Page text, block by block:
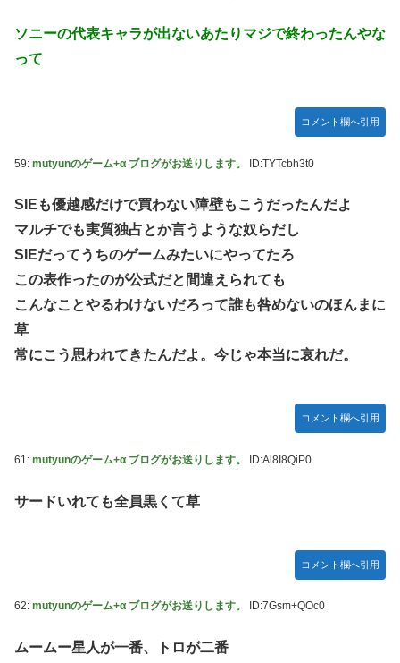
ソニーの代表キャラが出ないあたりマジで終わったんやな
って
コメント欄へ引用
59: mutyunのゲーム+α ブログがお送りします。 ID:TYTcbh3t0
SIEも優越感だけで買わない障壁もこうだったんだよ
マルチでも実質独占とか言うような奴らだし
SIEだってうちのゲームみたいにやってたろ
この表作ったのが公式だと間違えられても
こんなことやるわけないだろって誰も咎めないのほんまに
草
常にこう思われてきたんだよ。今じゃ本当に哀れだ。
コメント欄へ引用
61: mutyunのゲーム+α ブログがお送りします。 ID:Al8I8QiP0
サードいれても全員黒くて草
コメント欄へ引用
62: mutyunのゲーム+α ブログがお送りします。 ID:7Gsm+QOc0
ムームー星人が一番、トロが二番